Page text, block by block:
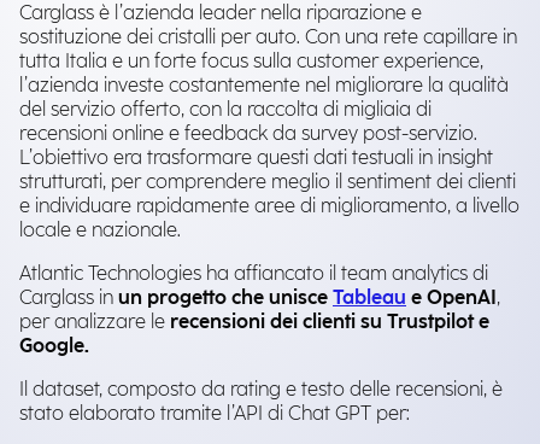
Carglass è l’azienda leader nella riparazione e
sostituzione dei cristalli per auto. Con una rete capillare in
tutta Italia e un forte focus sulla customer experience,
l’azienda investe costantemente nel migliorare la qualità
del servizio offerto, con la raccolta di migliaia di
recensioni online e feedback da survey post-servizio.
L’obiettivo era trasformare questi dati testuali in insight
strutturati, per comprendere meglio il sentiment dei clienti
e individuare rapidamente aree di miglioramento, a livello
locale e nazionale.
Atlantic Technologies ha affiancato il team analytics di
Carglass in un progetto che unisce Tableau e OpenAI ,
per analizzare le recensioni dei clienti su Trustpilot e
Google.
Il dataset, composto da rating e testo delle recensioni, è
stato elaborato tramite l’API di Chat GPT per: